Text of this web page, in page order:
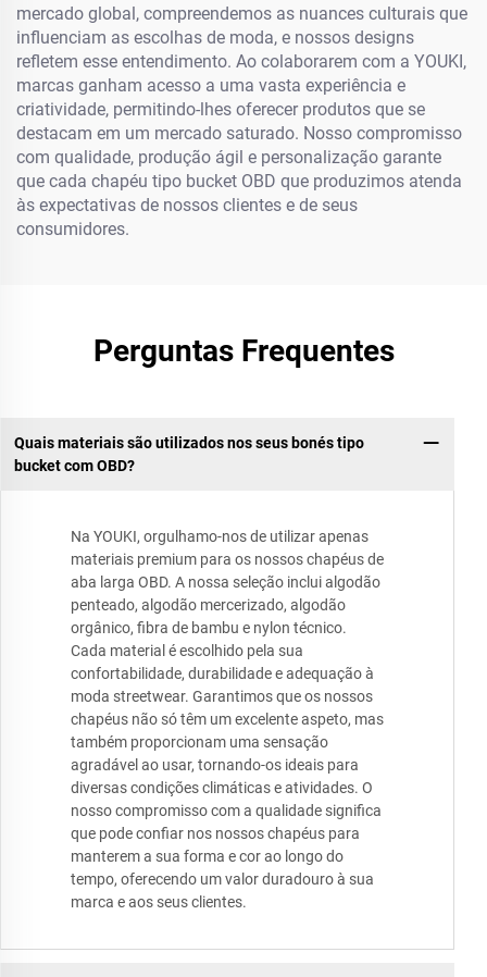
mercado global, compreendemos as nuances culturais que
influenciam as escolhas de moda, e nossos designs
refletem esse entendimento. Ao colaborarem com a YOUKI,
marcas ganham acesso a uma vasta experiência e
criatividade, permitindo-lhes oferecer produtos que se
destacam em um mercado saturado. Nosso compromisso
com qualidade, produção ágil e personalização garante
que cada chapéu tipo bucket OBD que produzimos atenda
às expectativas de nossos clientes e de seus
consumidores.
Perguntas Frequentes
Quais materiais são utilizados nos seus bonés tipo
bucket com OBD?
Na YOUKI, orgulhamo-nos de utilizar apenas
materiais premium para os nossos chapéus de
aba larga OBD. A nossa seleção inclui algodão
penteado, algodão mercerizado, algodão
orgânico, fibra de bambu e nylon técnico.
Cada material é escolhido pela sua
confortabilidade, durabilidade e adequação à
moda streetwear. Garantimos que os nossos
chapéus não só têm um excelente aspeto, mas
também proporcionam uma sensação
agradável ao usar, tornando-os ideais para
diversas condições climáticas e atividades. O
nosso compromisso com a qualidade significa
que pode confiar nos nossos chapéus para
manterem a sua forma e cor ao longo do
tempo, oferecendo um valor duradouro à sua
marca e aos seus clientes.